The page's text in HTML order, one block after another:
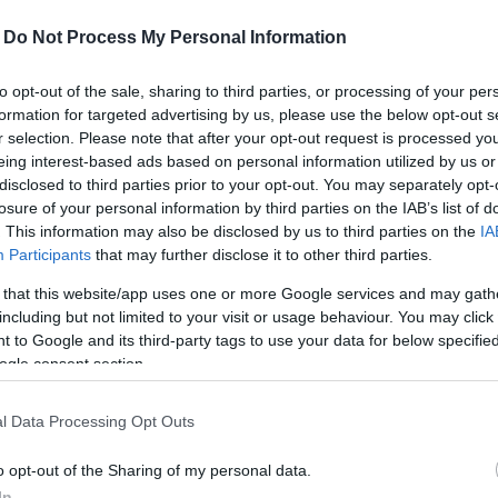
Do Not Process My Personal Information
opt-out of the sale, sharing to third parties, or processing of your
for targeted advertising by us, please use the below opt-out
selection. Please note that after your opt-out request is processed
interest-based ads based on personal information utilized by us
to third parties prior to your opt-out. You may separately
of your personal information by third parties on the IAB’s list of
This information may also be disclosed by us to third parties on the
Participants that may further disclose it to other third parties.
that this website/app uses one or more Google services and may
but not limited to your visit or usage behaviour. You may
to Google and its third-party tags to use your data for below
consent section.
Data Processing Opt Outs
opt-out of the Sharing of my personal data.
a női kosárlabda Euroliga 2022/23-as
után.
a sorozat honlapján tette közzé, ahol április 3-ig
KSC Szekszárd és a DVTK-HUN-Therm
Sopron Basketnek ezúttal a
HUN-Therm), Yvonne Turner (Sopron Basket)